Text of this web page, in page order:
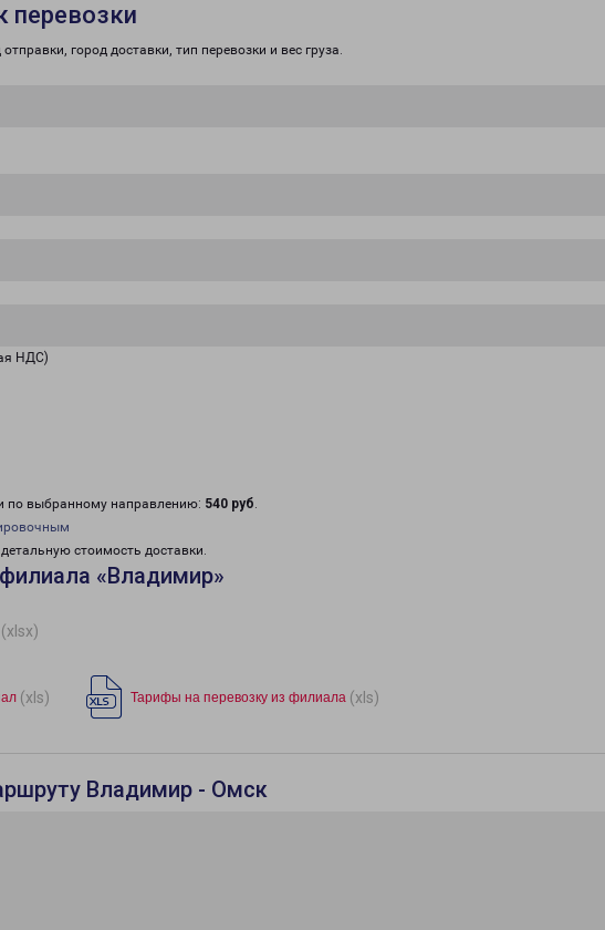
перевозки
город доставки, тип перевозки и вес груза.
НДС)
по выбранному направлению: 540 руб.
стоимость доставки.
«Владимир»
(xlsx)
(xls) Тарифы на перевозку из филиала (xls)
Владимир - Омск